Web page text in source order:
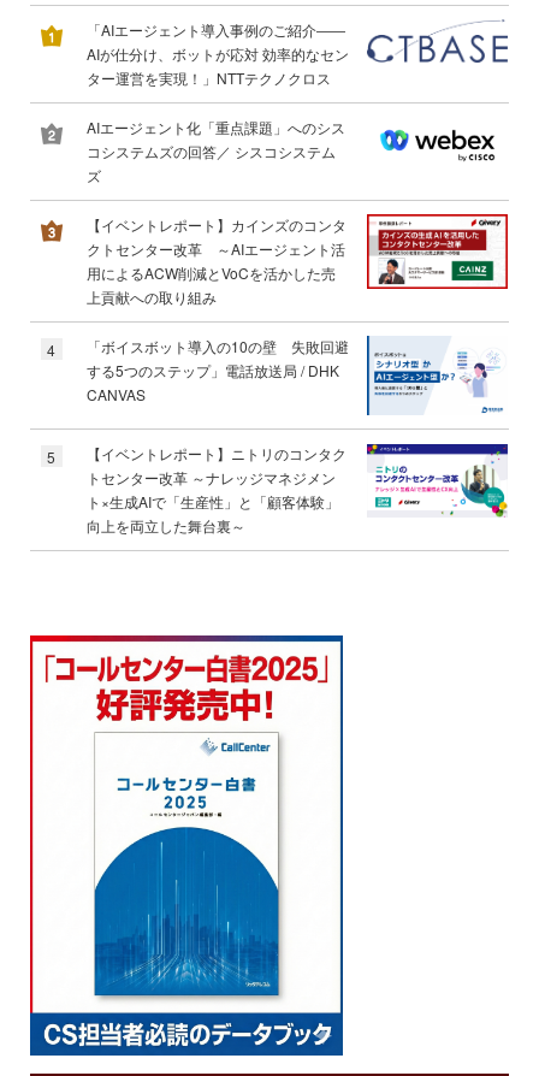
「AIエージェント導入事例のご紹介――
AIが仕分け、ボットが応対 効率的なセン
ター運営を実現！」NTTテクノクロス
AIエージェント化「重点課題」へのシス
コシステムズの回答／ シスコシステム
ズ
【イベントレポート】カインズのコンタ
クトセンター改革 ～AIエージェント活
用によるACW削減とVoCを活かした売
上貢献への取り組み
4
「ボイスボット導入の10の壁 失敗回避
する5つのステップ」電話放送局 / DHK
CANVAS
5
【イベントレポート】ニトリのコンタク
トセンター改革 ～ナレッジマネジメン
ト×生成AIで「生産性」と「顧客体験」
向上を両立した舞台裏～